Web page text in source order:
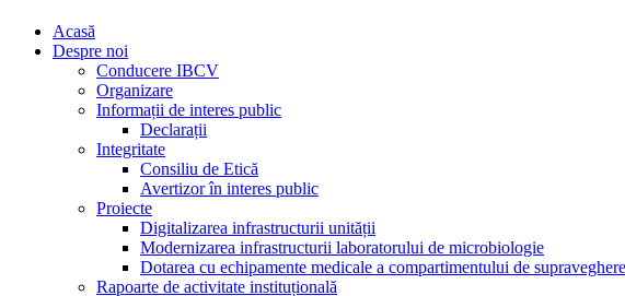
Acasă
Despre noi
Conducere IBCV
Organizare
Informații de interes public
Declarații
Integritate
Consiliu de Etică
Avertizor în interes public
Proiecte
Digitalizarea infrastructurii unității
Modernizarea infrastructurii laboratorului de microbiologie
Dotarea cu echipamente medicale a compartimentului de
Rapoarte de activitate instituțională